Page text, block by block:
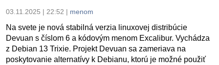
03.11.2025 | 22:52 | menom
Na svete je nová stabilná verzia linuxovej distribúcie
Devuan s číslom 6 a kódovým menom Excalibur. Vychádza
z Debian 13 Trixie. Projekt Devuan sa zameriava na
poskytovanie alternatívy k Debianu, ktorú je možné použiť